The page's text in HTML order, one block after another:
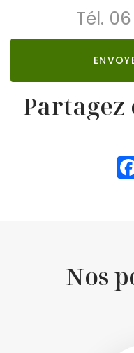
Tél.
Partagez
Nos